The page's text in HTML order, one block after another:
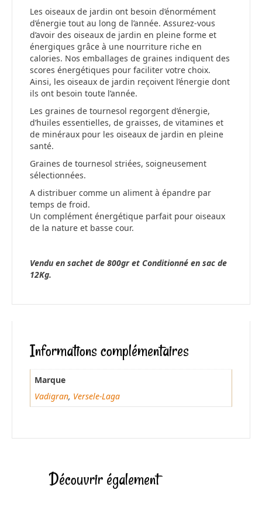
Les oiseaux de jardin ont besoin d’énormément
d’énergie tout au long de l’année. Assurez-vous
d’avoir des oiseaux de jardin en pleine forme et
énergiques grâce à une nourriture riche en
calories. Nos emballages de graines indiquent des
scores énergétiques pour faciliter votre choix.
Ainsi, les oiseaux de jardin reçoivent l’énergie dont
ils ont besoin toute l’année.
Les graines de tournesol regorgent d’énergie,
d’huiles essentielles, de graisses, de vitamines et
de minéraux pour les oiseaux de jardin en pleine
santé.
Graines de tournesol striées, soigneusement
sélectionnées.
A distribuer comme un aliment à épandre par
temps de froid.
Un complément énergétique parfait pour oiseaux
de la nature et basse cour.
Vendu en sachet de 800gr et Conditionné en sac de
12Kg.
Informations complémentaires
Marque
Vadigran, Versele-Laga
Découvrir également